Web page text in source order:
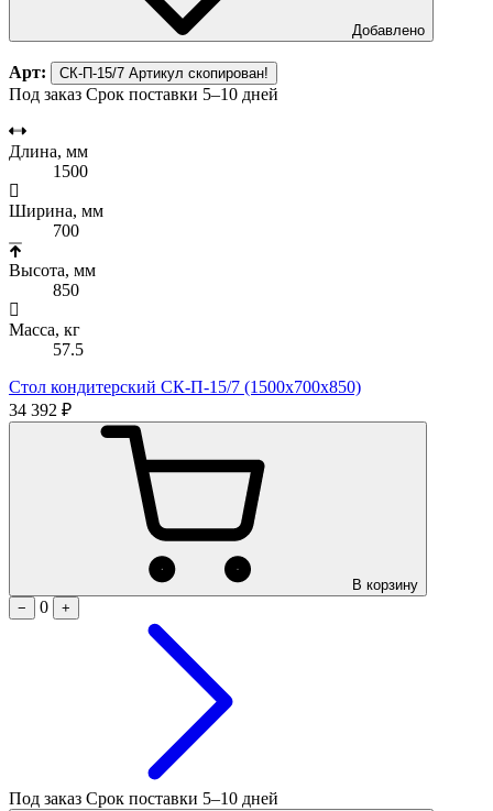
Добавлено
Арт: СК-П-15/7 Артикул скопирован!
Под заказ Срок поставки 5–10 дней
Длина, мм
1500
Ширина, мм
700
Высота, мм
850
Масса, кг
57.5
Стол кондитерский СК-П-15/7 (1500х700х850)
34 392 ₽
В корзину
−
0 +
Под заказ Срок поставки 5–10 дней